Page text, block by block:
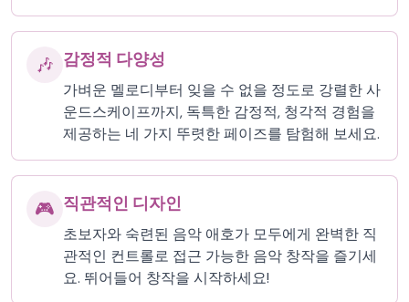
🎶 감정적 다양성
가벼운 멜로디부터 잊을 수 없을 정도로 강렬한 사
운드스케이프까지, 독특한 감정적, 청각적 경험을
제공하는 네 가지 뚜렷한 페이즈를 탐험해 보세요.
🎮 직관적인 디자인
초보자와 숙련된 음악 애호가 모두에게 완벽한 직
관적인 컨트롤로 접근 가능한 음악 창작을 즐기세
요. 뛰어들어 창작을 시작하세요!